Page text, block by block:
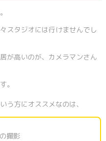
スタジオには行けませんでし
が高いのが、カメラマンさん
。
う方にオススメなのは、
撮影